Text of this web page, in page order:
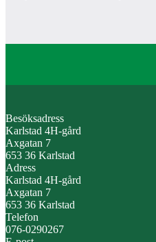
Besöksadress
Karlstad 4H-gård
Axgatan 7
653 36 Karlstad
Adress
Karlstad 4H-gård
Axgatan 7
653 36 Karlstad
Telefon
076-0290267